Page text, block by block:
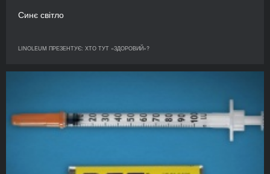
Синє світло
LINOLEUM ПРЕЗЕНТУЄ: ХТО ТУТ «ЗДОРОВИЙ»?